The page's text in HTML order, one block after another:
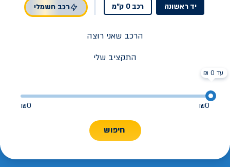
יד ראשונה רכב 0 ק"מ רכב חשמלי
הרכב שאני רוצה
התקציב שלי
₪0
₪0
חיפוש
עד 0 ₪